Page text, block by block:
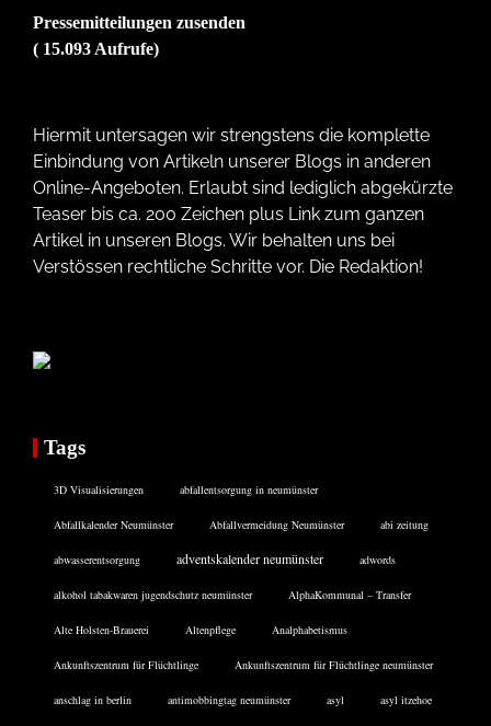
Pressemitteilungen zusenden
( 15.093 Aufrufe)
Hiermit untersagen wir strengstens die komplette
Einbindung von Artikeln unserer Blogs in anderen
Online-Angeboten. Erlaubt sind lediglich abgekürzte
Teaser bis ca. 200 Zeichen plus Link zum ganzen
Artikel in unseren Blogs. Wir behalten uns bei
Verstössen rechtliche Schritte vor. Die Redaktion!
Tags
3D Visualisierungen abfallentsorgung in neumünster
Abfallkalender Neumünster Abfallvermeidung Neumünster abi zeitung
abwasserentsorgung adventskalender neumünster adwords
alkohol tabakwaren jugendschutz neumünster AlphaKommunal – Transfer
Alte Holsten-Brauerei Altenpflege Analphabetismus
Ankunftszentrum für Flüchtlinge Ankunftszentrum für Flüchtlinge neumünster
anschlag in berlin antimobbingtag neumünster asyl asyl itzehoe